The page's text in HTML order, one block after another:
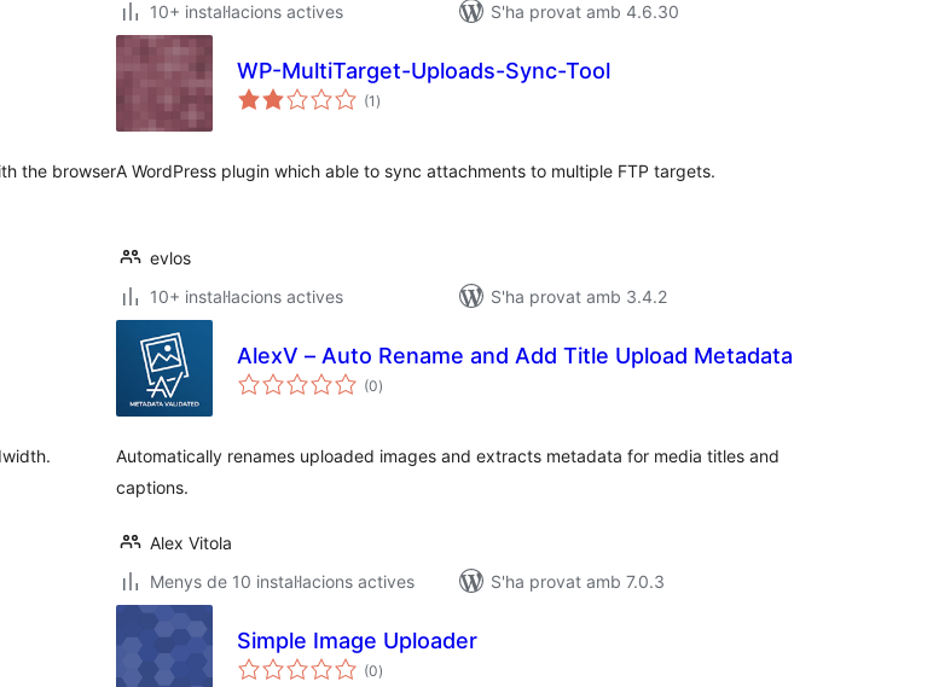
10+ instal·lacions actives
S'ha provat amb 4.6.30
the browser
WP-MultiTarget-Uploads-Sync-Tool
(1 puntuacions
totals
)
A WordPress plugin which able to sync attachments to multiple FTP targets.
evlos
10+ instal·lacions actives
S'ha provat amb 3.4.2
AlexV – Auto Rename and Add Title Upload Metadata
(0puntuacions
totals
)
Automatically renames uploaded images and extracts metadata for media titles and
captions.
Alex Vitola
Menys de 10 instal·lacions actives
S'ha provat amb 7.0.3
Simple Image Uploader
(0puntuacions
totals
)